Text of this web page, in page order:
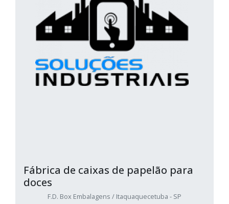
Fábrica de caixas de papelão para
doces
F.D. Box Embalagens / Itaquaquecetuba - SP